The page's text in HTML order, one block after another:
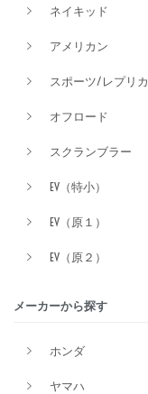
ネイキッド
アメリカン
スポーツ/レプリカ
オフロード
スクランブラー
EV（特小）
EV（原１）
EV（原２）
メーカーから探す
ホンダ
ヤマハ